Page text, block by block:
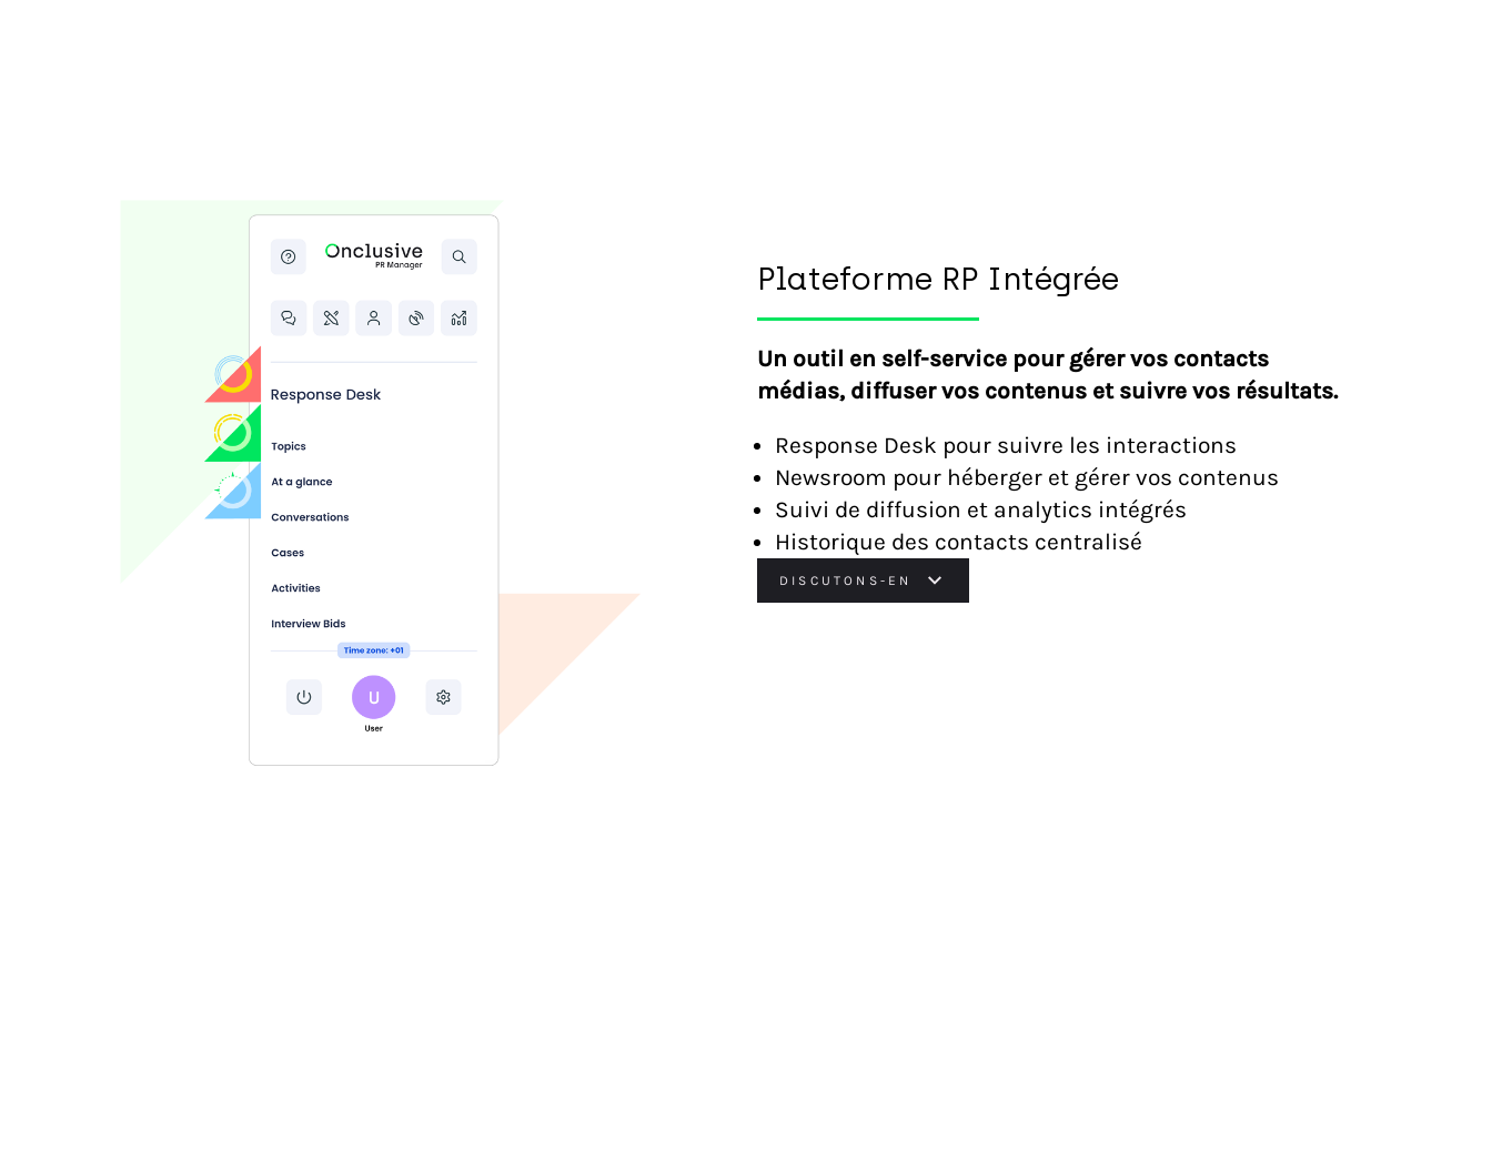
Plateforme RP Intégrée
Un outil en self-service pour gérer vos contacts
médias, diffuser vos contenus et suivre vos résultats.
Response Desk pour suivre les interactions
Newsroom pour héberger et gérer vos contenus
Suivi de diffusion et analytics intégrés
Historique des contacts centralisé
DISCUTONS-EN